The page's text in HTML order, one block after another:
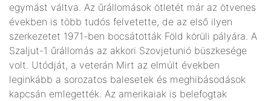
egymást váltva. Az űrállomások ötletét már az ötvenes
években is több tudós felvetette, de az első ilyen
szerkezetet 1971-ben bocsátották Föld körüli pályára. A
Szaljut-1 űrállomás az akkori Szovjetunió büszkesége
volt. Utódját, a veterán Mirt az elmúlt években
leginkább a sorozatos balesetek és meghibásodások
kapcsán emlegették. Az amerikaiak is belefogtak